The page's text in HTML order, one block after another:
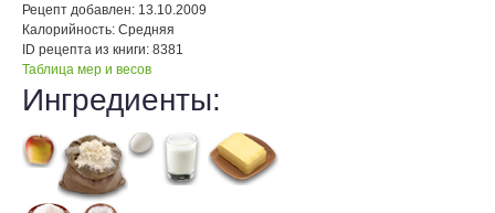
Рецепт добавлен: 13.10.2009
Калорийность: Средняя
ID рецепта из книги: 8381
Таблица мер и весов
Ингредиенты: